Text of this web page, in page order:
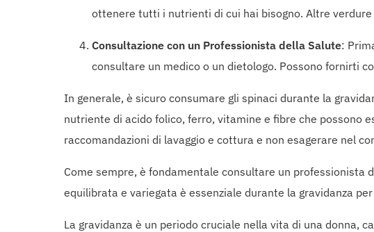
ottenere tutti i nutrienti di cui hai bisogno. Altre
Consultazione con un Professionista della Salute:
consultare un medico o un dietologo. Possono fornirti
In generale, è sicuro consumare gli spinaci durante la
nutriente di acido folico, ferro, vitamine e fibre che possono
raccomandazioni di lavaggio e cottura e non esagerare nel
Come sempre, è fondamentale consultare un
equilibrata e variegata è essenziale durante la gravidanza
La gravidanza è un periodo cruciale nella vita di una donna,